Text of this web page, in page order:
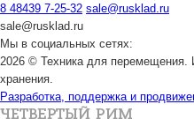
8 48439 7-25-32 sale@rusklad.ru
sale@rusklad.ru
Мы в социальных сетях:
2026 © Техника для перемещения.
хранения.
Разработка, поддержка и